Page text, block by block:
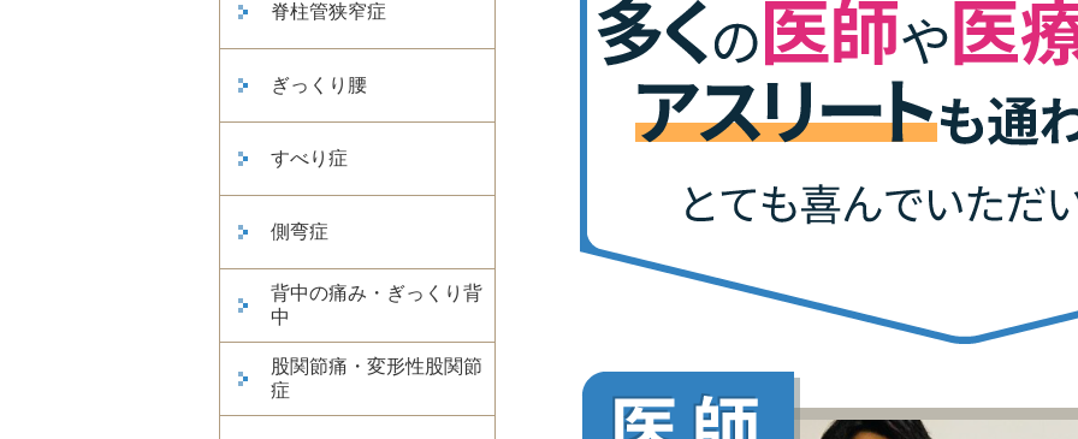
脊柱管狭窄症
ぎっくり腰
すべり症
側弯症
背中の痛み・ぎっくり背
中
股関節痛・変形性股関節
症